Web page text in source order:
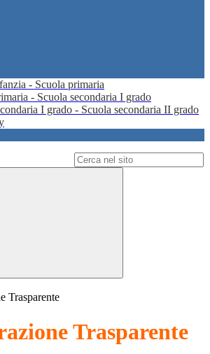
- Scuola primaria
- Scuola secondaria I grado
I grado - Scuola secondaria II grado
Trasparente
Trasparente